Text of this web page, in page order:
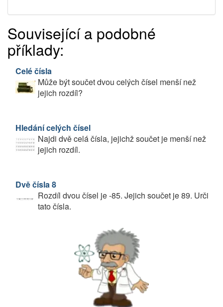
Související a podobné
příklady:
Celé čísla
Může být součet dvou celých čísel menší než
jejich rozdíl?
Hledání celých čísel
Najdi dvě celá čísla, jejichž součet je menší než
jejich rozdíl.
Dvě čísla 8
Rozdíl dvou čísel je -85. Jejich součet je 89. Urči
tato čísla.